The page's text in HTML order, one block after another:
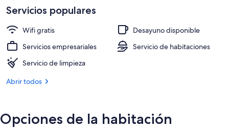
Habitación panorámica con 2
Servicios populares
Wifi gratis
Desayuno disponible
Servicios empresariales
Servicio de habitaciones
Servicio de limpieza
Abrir todos
Opciones de la habitación